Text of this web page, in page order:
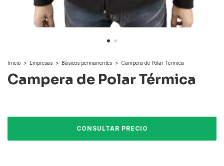
Inicio > Empresas > Básicos permanentes > Campera de Polar Térmica
Campera de Polar Térmica